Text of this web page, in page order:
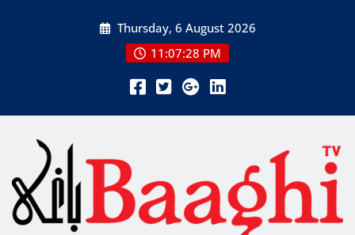
Thursday, 6 August 2026
11:07:29 PM